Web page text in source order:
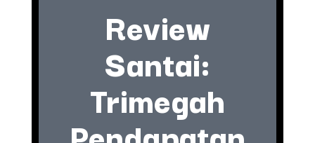
Review
Santai:
Trimegah